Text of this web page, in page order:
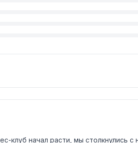
клуб начал расти, мы столкнулись с